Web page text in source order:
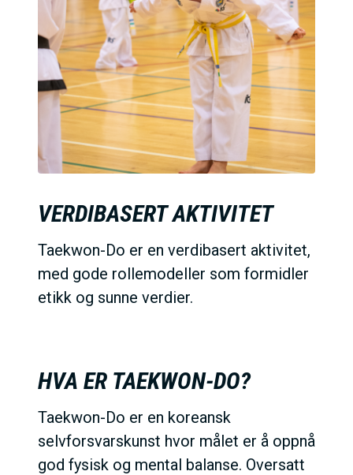
VERDIBASERT AKTIVITET
Taekwon-Do er en verdibasert aktivitet,
med gode rollemodeller som formidler
etikk og sunne verdier.
HVA ER TAEKWON-DO?
Taekwon-Do er en koreansk
selvforsvarskunst hvor målet er å oppnå
god fysisk og mental balanse. Oversatt